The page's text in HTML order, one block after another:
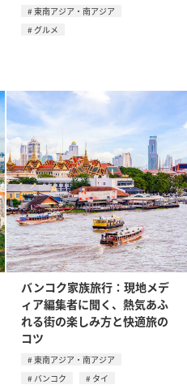
東南アジア・南アジア
グルメ
バンコク家族旅行：現地メデ
ィア編集者に聞く、熱気あふ
れる街の楽しみ方と快適旅の
コツ
東南アジア・南アジア
バンコク
タイ